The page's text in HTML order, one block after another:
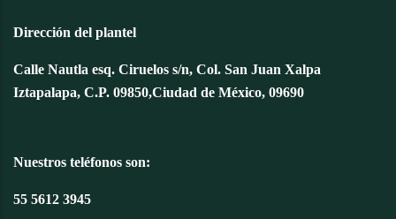
Dirección del plantel
Calle Nautla esq. Ciruelos s/n, Col. San Juan Xalpa
Iztapalapa, C.P. 09850,Ciudad de México, 09690
Nuestros teléfonos son:
55 5612 3945